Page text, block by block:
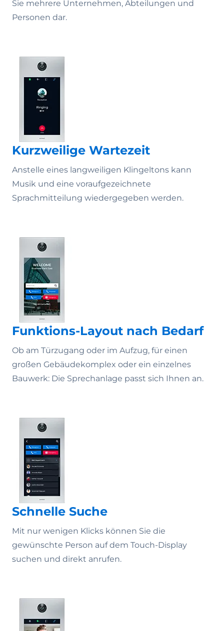
Sie mehrere Unternehmen, Abteilungen und
Personen dar.
Kurzweilige Wartezeit
Anstelle eines langweiligen Klingeltons kann
Musik und eine voraufgezeichnete
Sprachmitteilung wiedergegeben werden.
Funktions-Layout nach Bedarf
Ob am Türzugang oder im Aufzug, für einen
großen Gebäudekomplex oder ein einzelnes
Bauwerk: Die Sprechanlage passt sich Ihnen an.
Schnelle Suche
Mit nur wenigen Klicks können Sie die
gewünschte Person auf dem Touch-Display
suchen und direkt anrufen.